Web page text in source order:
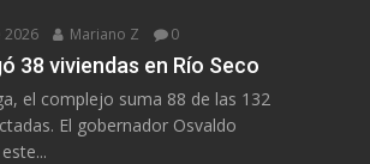
2026 Mariano Z 0
38 viviendas en Río Seco
el complejo suma 88 de las 132
El gobernador Osvaldo